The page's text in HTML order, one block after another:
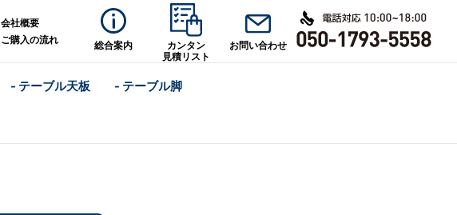
会社概要
ご購入の流れ
総合案内
カンタン
見積リスト
お問い合わせ
- テーブル天板 - テーブル脚